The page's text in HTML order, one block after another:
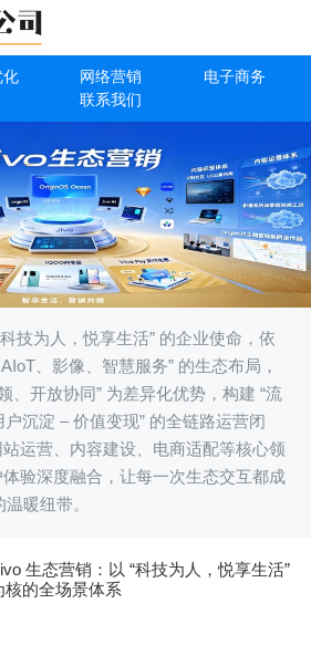
化 网络营销
电子商务
联系我们
技为人，悦享生活” 的企业使命，依
、影像、智慧服务” 的生态布局，
、开放协同” 为差异化优势，构建 “流
沉淀 – 价值变现” 的全链路运营闭
运营、内容建设、电商适配等核心领
验深度融合，让每一次生态交互都成
暖纽带。
生态营销：以 “科技为人，悦享生活”
核的全场景体系